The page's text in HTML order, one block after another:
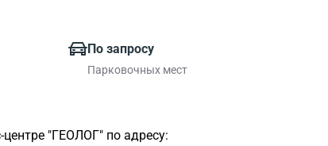
По запросу
Парковочных мест
"ГЕОЛОГ" по адресу: